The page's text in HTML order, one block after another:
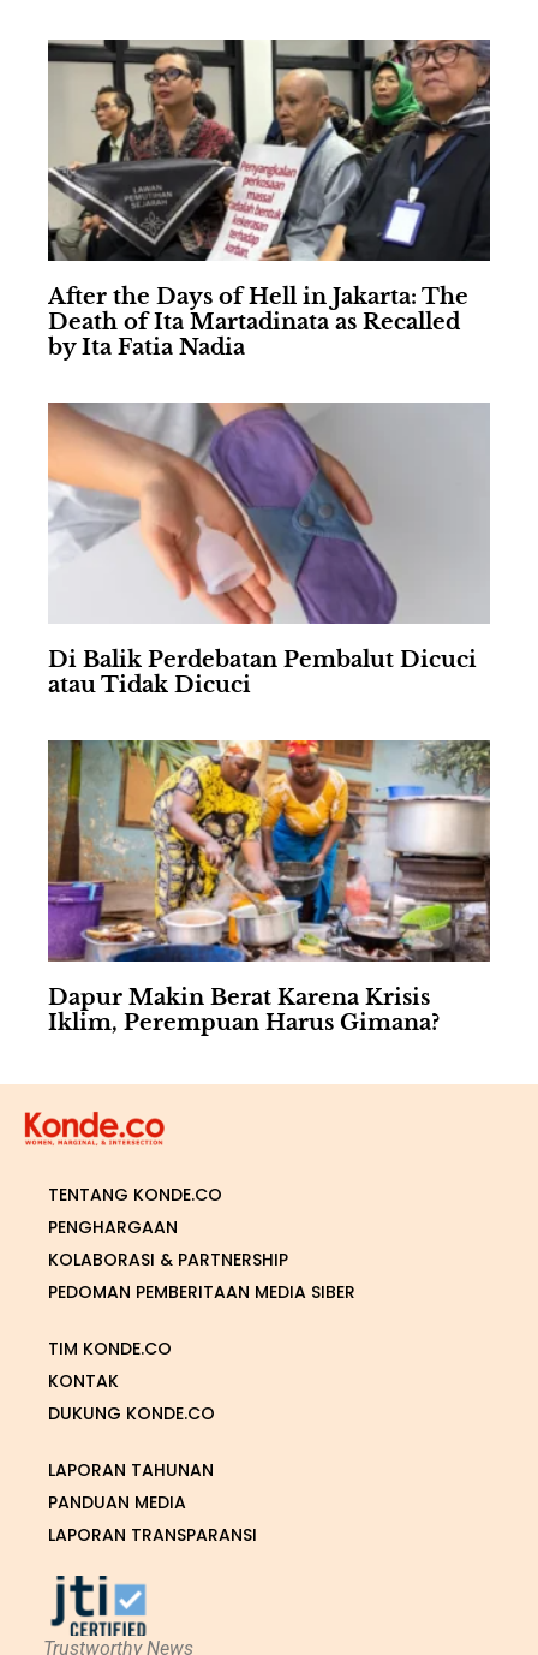
After the Days of Hell in Jakarta: The
Death of Ita Martadinata as Recalled
by Ita Fatia Nadia
Di Balik Perdebatan Pembalut Dicuci
atau Tidak Dicuci
Dapur Makin Berat Karena Krisis
Iklim, Perempuan Harus Gimana?
TENTANG KONDE.CO
PENGHARGAAN
KOLABORASI & PARTNERSHIP
PEDOMAN PEMBERITAAN MEDIA SIBER
TIM KONDE.CO
KONTAK
DUKUNG KONDE.CO
LAPORAN TAHUNAN
PANDUAN MEDIA
LAPORAN TRANSPARANSI
Trustworthy News